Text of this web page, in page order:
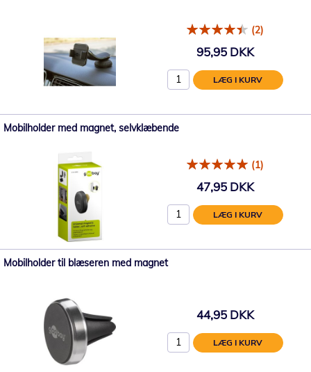
(2)
95,95 DKK
LÆG I KURV
Mobilholder med magnet, selvklæbende
(1)
47,95 DKK
LÆG I KURV
Mobilholder til blæseren med magnet
44,95 DKK
LÆG I KURV